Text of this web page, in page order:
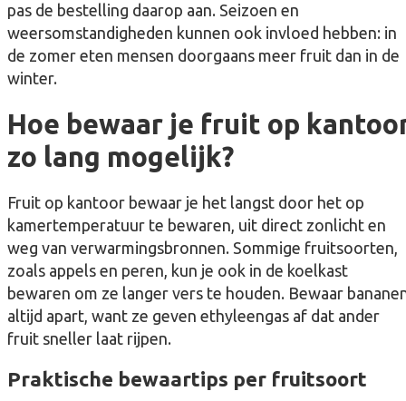
pas de bestelling daarop aan. Seizoen en
weersomstandigheden kunnen ook invloed hebben: in
de zomer eten mensen doorgaans meer fruit dan in de
winter.
Hoe bewaar je fruit op
zo lang mogelijk?
Fruit op kantoor bewaar je het langst door het op
kamertemperatuur te bewaren, uit direct zonlicht en
weg van verwarmingsbronnen. Sommige fruitsoorten,
zoals appels en peren, kun je ook in de koelkast
bewaren om ze langer vers te houden. Bewaar
altijd apart, want ze geven ethyleengas af dat ander
fruit sneller laat rijpen.
Praktische bewaartips per fruitsoort